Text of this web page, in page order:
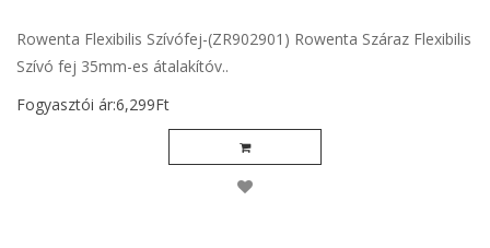
Rowenta Flexibilis Szívófej-(ZR902901) Rowenta Száraz Flexibilis
Szívó fej 35mm-es átalakítóv..
Fogyasztói ár:6,299Ft